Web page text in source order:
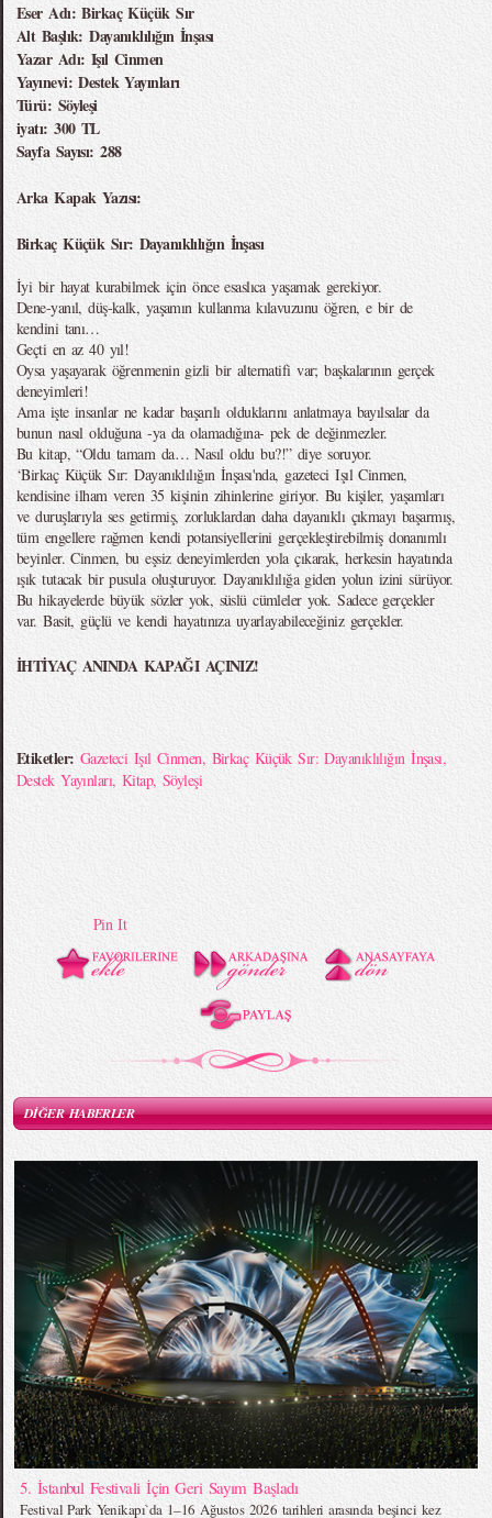
Eser Adı: Birkaç Küçük Sır
Alt Başlık: Dayanıklılığın İnşası
Yazar Adı: Işıl Cinmen
Yayınevi: Destek Yayınları
Türü: Söyleşi
iyatı: 300 TL
Sayfa Sayısı: 288
Arka Kapak Yazısı:
Birkaç Küçük Sır: Dayanıklılığın İnşası
İyi bir hayat kurabilmek için önce esaslıca yaşamak gerekiyor.
Dene-yanıl, düş-kalk, yaşamın kullanma kılavuzunu öğren, e bir de
kendini tanı…
Geçti en az 40 yıl!
Oysa yaşayarak öğrenmenin gizli bir alternatifi var; başkalarının gerçek
deneyimleri!
Ama işte insanlar ne kadar başarılı olduklarını anlatmaya bayılsalar da
bunun nasıl olduğuna -ya da olamadığına- pek de değinmezler.
Bu kitap, “Oldu tamam da… Nasıl oldu bu?!” diye soruyor.
‘Birkaç Küçük Sır: Dayanıklılığın İnşası'nda, gazeteci Işıl Cinmen,
kendisine ilham veren 35 kişinin zihinlerine giriyor. Bu kişiler, yaşamları
ve duruşlarıyla ses getirmiş, zorluklardan daha dayanıklı çıkmayı başarmış,
tüm engellere rağmen kendi potansiyellerini gerçekleştirebilmiş donanımlı
beyinler. Cinmen, bu eşsiz deneyimlerden yola çıkarak, herkesin hayatında
ışık tutacak bir pusula oluşturuyor. Dayanıklılığa giden yolun izini sürüyor.
Bu hikayelerde büyük sözler yok, süslü cümleler yok. Sadece gerçekler
var. Basit, güçlü ve kendi hayatınıza uyarlayabileceğiniz gerçekler.
İHTİYAÇ ANINDA KAPAĞI AÇINIZ!
Etiketler: Gazeteci Işıl Cinmen, Birkaç Küçük Sır: Dayanıklılığın İnşası,
Destek Yayınları, Kitap,Söyleşi
Pin It
DİĞER HABERLER
5. İstanbul Festivali İçin Geri Sayım Başladı
Festival Park Yenikapı`da 1–16 Ağustos 2026 tarihleri arasında beşinci kez